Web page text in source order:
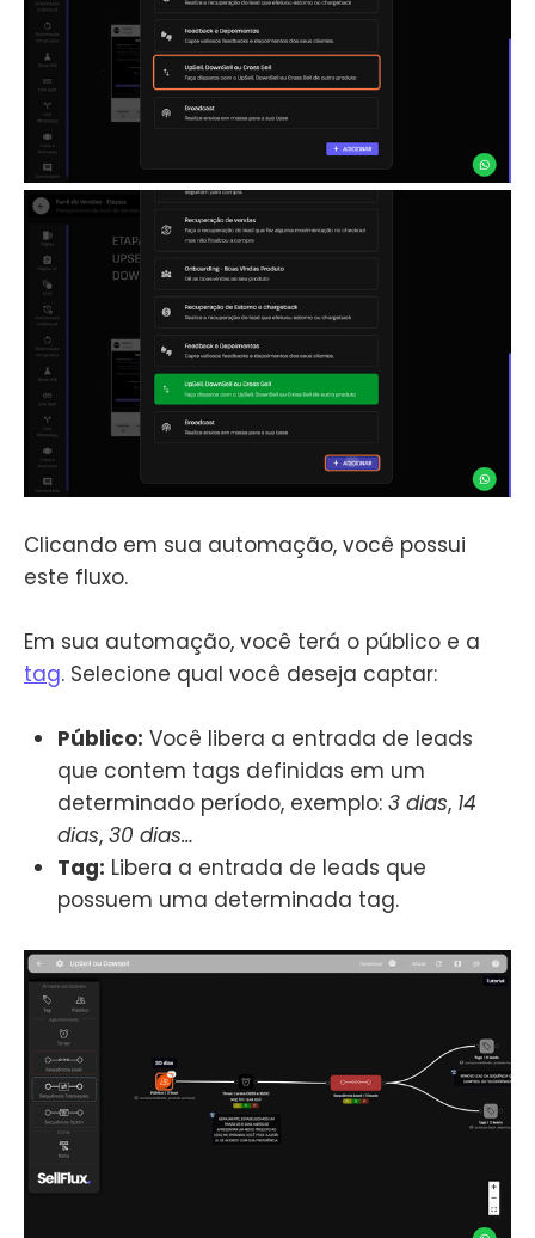
Clicando em sua automação, você possui
este fluxo.
Em sua automação, você terá o público e a
tag. Selecione qual você deseja captar:
Público: Você libera a entrada de leads
que contem tags definidas em um
determinado período, exemplo: 3 dias, 14
dias, 30 dias…
Tag: Libera a entrada de leads que
possuem uma determinada tag.